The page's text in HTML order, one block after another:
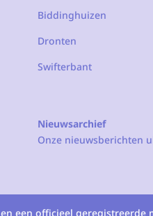
Biddinghuizen
Dronten
Swifterbant
Nieuwsarchief
Onze nieuwsberichten
en een officieel geregistreerde